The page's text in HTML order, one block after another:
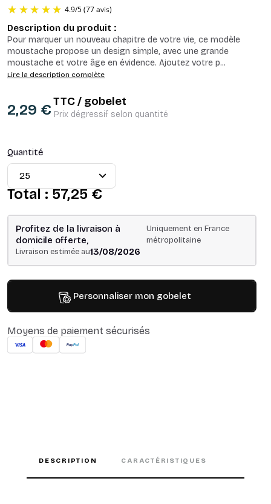
4.9/5 (77 avis)
Description du produit :
Pour marquer un nouveau chapitre de votre vie, ce modèle
moustache propose un design simple, avec une grande
moustache et votre âge en évidence. Ajoutez votre p...
Lire la description complète
2,29 €
TTC / gobelet
Prix dégressif selon quantité
Quantité
Total : 57,25 €
Profitez de la livraison à
domicile offerte,
Uniquement en France
métropolitaine
Livraison estimée au13/08/2026
Personnaliser mon gobelet
Moyens de paiement sécurisés
DESCRIPTION CARACTÉRISTIQUES